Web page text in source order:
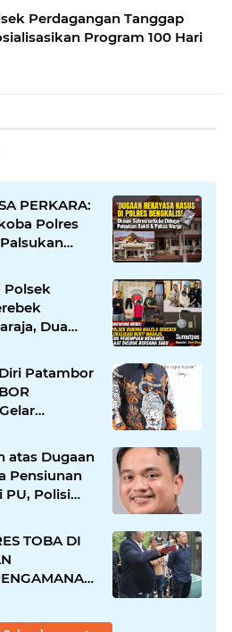
Perdagangan Tanggap
Program 100 Hari
PERKARA:
Polres
Paksa
Polsek
Dua
Saat
Patambor
atas Dugaan
Pensiunan
PU, Polisi
DI